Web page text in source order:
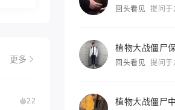
更多
22
回头看见 提问
植物大战僵尸
回头看见 提问
植物大战僵尸